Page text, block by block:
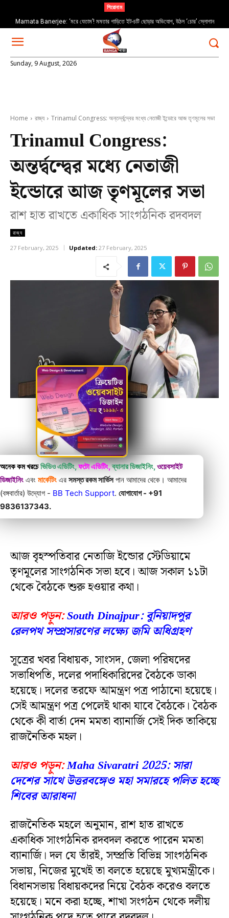
শিরোনাম
Mamata Banerjee: ‘মরে যেতাম’! মমতার গাড়িতে ইট-চটি ছোড়ার অভিযোগ, উঠল ‘চোর’ স্লোগান
Sunday, 9 August, 2026
Home রাজ্য Trinamul Congress: অন্তর্দ্বন্দ্বের মধ্যে নেতাজী ইন্ডোরে আজ তৃণমূলের সভা
Trinamul Congress:
অন্তর্দ্বন্দ্বের মধ্যে নেতাজী
ইন্ডোরে আজ তৃণমূলের সভা
রাশ হাত রাখতে একাধিক সাংগঠনিক রদবদল
রাজ্য
27 February, 2025 Updated: 27 February, 2025
অনেক কম খরচে ভিডিও এডিটিং,ফটো এডিটিং,ব্যানার ডিজাইনিং,ওয়েবসাইট
ডিজাইনিং এবং মার্কেটিং এর সমস্ত রকম সার্ভিসপান আমাদের থেকে। আমাদের
(বঙ্গবার্তার) উদ্যোগ - BB Tech Support. যোগাযোগ - +91
9836137343.
আজ বৃহস্পতিবার নেতাজি ইন্ডোর স্টেডিয়ামে
তৃণমূলের সাংগঠনিক সভা হবে। আজ সকাল ১১টা
থেকে বৈঠকে শুরু হওয়ার কথা।
আরও পড়ুন:South Dinajpur: বুনিয়াদপুর
রেলপথ সম্প্রসারণের লক্ষ্যে জমি অধিগ্রহণ
সূত্রের খবর বিধায়ক, সাংসদ, জেলা পরিষদের
সভাধিপতি, দলের পদাধিকারিদের বৈঠকে ডাকা
হয়েছে। দলের তরফে আমন্ত্রণ পত্র পাঠানো হয়েছে।
সেই আমন্ত্রণ পত্র পেলেই থাকা যাবে বৈঠকে। বৈঠক
থেকে কী বার্তা দেন মমতা ব্যানার্জি সেই দিক তাকিয়ে
রাজনৈতিক মহল।
আরও পড়ুন:Maha Sivaratri 2025: সারা
দেশের সাথে উত্তরবঙ্গেও মহা সমারহে পলিত হচ্ছে
শিবের আরাধনা
রাজনৈতিক মহলে অনুমান, রাশ হাত রাখতে
একাধিক সাংগঠনিক রদবদল করতে পারেন মমতা
ব্যানার্জি। দল যে তাঁরই, সম্প্রতি বিভিন্ন সাংগঠনিক
সভায়, নিজের মুখেই তা বলতে হয়েছে মুখ্যমন্ত্রীকে।
বিধানসভায় বিধায়কদের নিয়ে বৈঠক করেও বলতে
হয়েছে। মনে করা হচ্ছে, শাখা সংগঠন থেকে দলীয়